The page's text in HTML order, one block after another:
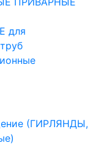
для
(ГИРЛЯНДЫ,